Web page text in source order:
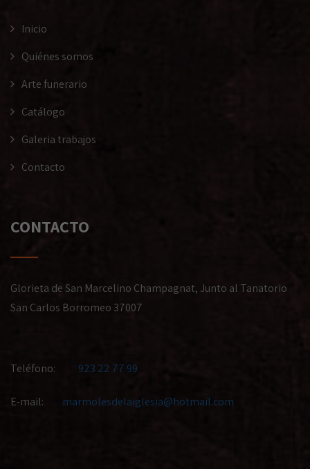
Inicio
Quiénes somos
Arte funerario
Catálogo
Galeria trabajos
Contacto
CONTACTO
Glorieta de San Marcelino Champagnat, Junto al Tanatorio
San Carlos Borromeo 37007
Teléfono: 923 22 77 99
E-mail: marmolesdelaiglesia@hotmail.com